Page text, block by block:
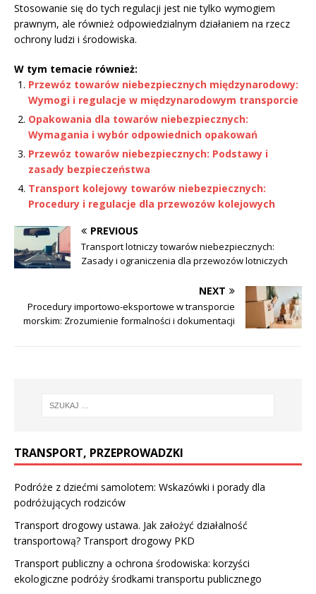
Stosowanie się do tych regulacji jest nie tylko wymogiem
prawnym, ale również odpowiedzialnym działaniem na rzecz
ochrony ludzi i środowiska.
W tym temacie również:
Przewóz towarów niebezpiecznych międzynarodowy:
Wymogi i regulacje w międzynarodowym transporcie
Opakowania dla towarów niebezpiecznych:
Wymagania i wybór odpowiednich opakowań
Przewóz towarów niebezpiecznych: Podstawy i
zasady bezpieczeństwa
Transport kolejowy towarów niebezpiecznych:
Procedury i regulacje dla przewozów kolejowych
PREVIOUS
Transport lotniczy towarów niebezpiecznych:
Zasady i ograniczenia dla przewozów lotniczych
NEXT
Procedury importowo-eksportowe w transporcie
morskim: Zrozumienie formalności i dokumentacji
TRANSPORT, PRZEPROWADZKI
Podróże z dziećmi samolotem: Wskazówki i porady dla
podróżujących rodziców
Transport drogowy ustawa. Jak założyć działalność
transportową? Transport drogowy PKD
Transport publiczny a ochrona środowiska: korzyści
ekologiczne podróży środkami transportu publicznego